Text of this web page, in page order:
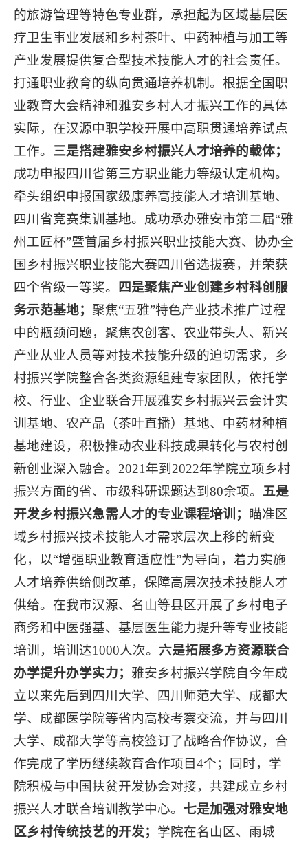
的旅游管理等特色专业群，承担起为区域基层医
疗卫生事业发展和乡村茶叶、中药种植与加工等
产业发展提供复合型技术技能人才的社会责任。
打通职业教育的纵向贯通培养机制。根据全国职
业教育大会精神和雅安乡村人才振兴工作的具体
实际，在汉源中职学校开展中高职贯通培养试点
工作。 三是搭建雅安乡村振兴人才培养的载体；
成功申报四川省第三方职业能力等级认定机构。
牵头组织申报国家级康养高技能人才培训基地、
四川省竞赛集训基地。成功承办雅安市第二届“雅
州工匠杯”暨首届乡村振兴职业技能大赛、协办全
国乡村振兴职业技能大赛四川省选拔赛，并荣获
四个省级一等奖。
四是聚焦产业创建乡村科创服
务示范基地； 聚焦“五雅”特色产业技术推广过程
中的瓶颈问题，聚焦农创客、农业带头人、新兴
产业从业人员等对技术技能升级的迫切需求，乡
村振兴学院整合各类资源组建专家团队，依托学
校、行业、企业联合开展雅安乡村振兴云会计实
训基地、农产品（茶叶直播）基地、中药材种植
基地建设，积极推动农业科技成果转化与农村创
新创业深入融合。2021年到2022年学院立项乡村
振兴方面的省、市级科研课题达到80余项。 五是
开发乡村振兴急需人才的专业课程培训； 瞄准区
域乡村振兴技术技能人才需求层次上移的新变
化，以“增强职业教育适应性”为导向，着力实施
人才培养供给侧改革，保障高层次技术技能人才
供给。在我市汉源、名山等县区开展了乡村电子
商务和中医强基、基层医生能力提升等专业技能
培训，培训达1000人次。 六是拓展多方资源联合
办学提升办学实力； 雅安乡村振兴学院自今年成
立以来先后到四川大学、四川师范大学、成都大
学、成都医学院等省内高校考察交流，并与四川
大学、成都大学等高校签订了战略合作协议，合
作完成了学历继续教育合作项目4个；同时，学
院积极与中国扶贫开发协会对接，共建成立乡村
振兴人才联合培训教学中心。 七是加强对雅安地
区乡村传统技艺的开发； 学院在名山区、雨城